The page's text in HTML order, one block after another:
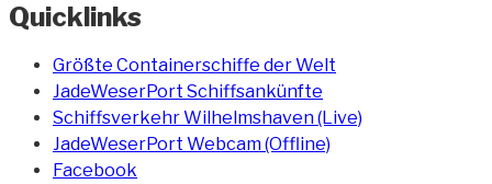
Quicklinks
Größte Containerschiffe der Welt
JadeWeserPort Schiffsankünfte
Schiffsverkehr Wilhelmshaven (Live)
JadeWeserPort Webcam (Offline)
Facebook